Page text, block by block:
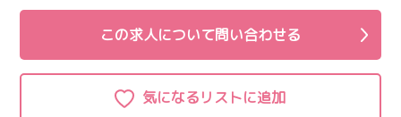
この求人について問い合わせる